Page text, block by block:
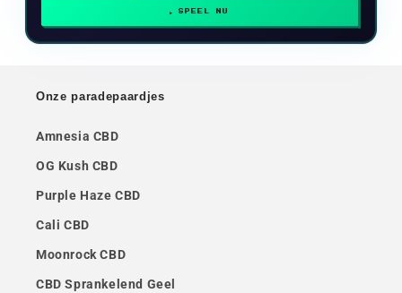
SPEEL NU
Onze paradepaardjes
Amnesia CBD
OG Kush CBD
Purple Haze CBD
Cali CBD
Moonrock CBD
CBD Sprankelend Geel